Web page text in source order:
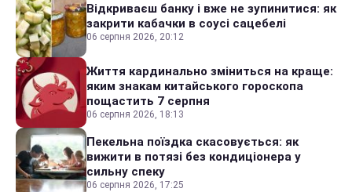
Відкриваєш банку і вже не зупинитися: як
закрити кабачки в соусі сацебелі
06 серпня 2026, 20:12
Життя кардинально зміниться на краще:
яким знакам китайського гороскопа
пощастить 7 серпня
06 серпня 2026, 18:13
Пекельна поїздка скасовується: як
вижити в потязі без кондиціонера у
сильну спеку
06 серпня 2026, 17:25